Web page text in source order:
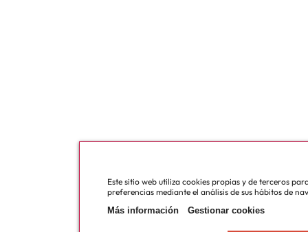
Este sitio web utiliza cookies propias y de terceros
preferencias mediante el análisis de sus hábitos de
Más información
Gestionar cookies